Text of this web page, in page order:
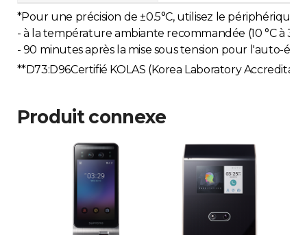
*Pour une précision de ±0.5°C, utilisez le périphérique :
- à la température ambiante recommandée (10 °C à 35
- 90 minutes après la mise sous tension pour l'auto-
**D73:D96Certifié KOLAS (Korea Laboratory
Produit connexe